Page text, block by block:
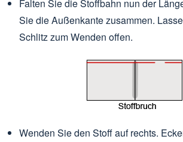
Falten Sie die Stoffbahn nun der
Sie die Außenkante zusammen.
Schlitz zum Wenden offen.
Wenden Sie den Stoff auf rechts.